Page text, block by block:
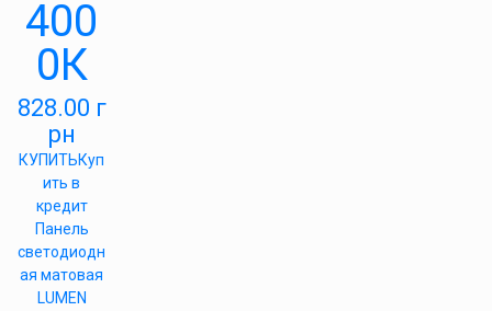
400
0К
828.00 г
рн
КУПИТЬКуп
ить в
кредит
Панель
светодиодн
ая матовая
LUMEN